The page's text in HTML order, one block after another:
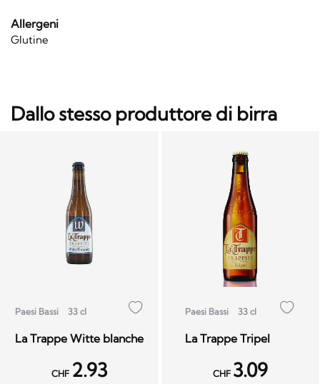
Allergeni
Glutine
Dallo stesso produttore di birra
Paesi Bassi 33 cl
La Trappe Witte blanche
CHF 2.93
Paesi Bassi 33 cl
La Trappe Tripel
CHF 3.09